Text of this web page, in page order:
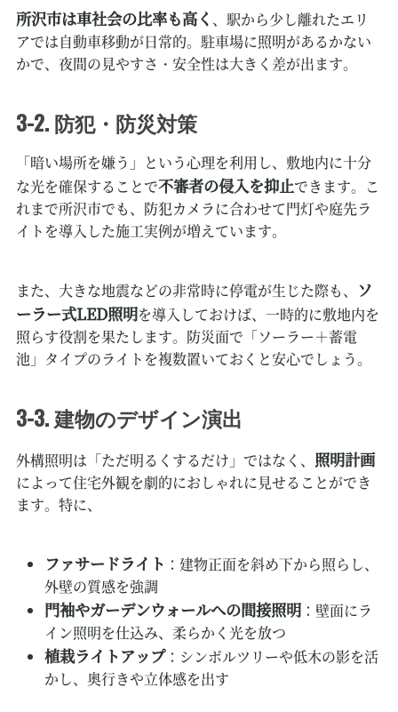
所沢市は車社会の比率も高く 、駅から少し離れたエリ
アでは自動車移動が日常的。駐車場に照明があるかない
かで、夜間の見やすさ・安全性は大きく差が出ます。
3-2. 防犯・防災対策
「暗い場所を嫌う」という心理を利用し、敷地内に十分
な光を確保することで不審者の侵入を抑止できます。こ
れまで所沢市でも、防犯カメラに合わせて門灯や庭先ラ
イトを導入した施工実例が増えています。
また、大きな地震などの非常時に停電が生じた際も、
ソ
ーラー式LED照明を導入しておけば、一時的に敷地内を
照らす役割を果たします。防災面で「ソーラー＋蓄電
池」タイプのライトを複数置いておくと安心でしょう。
3-3. 建物のデザイン演出
外構照明は「ただ明るくするだけ」ではなく、 照明計画
によって住宅外観を劇的におしゃれに見せることができ
ます。特に、
ファサードライト ：建物正面を斜め下から照らし、
外壁の質感を強調
門袖やガーデンウォールへの間接照明：壁面にラ
イン照明を仕込み、柔らかく光を放つ
植栽ライトアップ：シンボルツリーや低木の影を活
かし、奥行きや立体感を出す